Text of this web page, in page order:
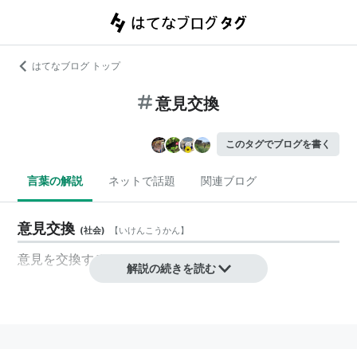
はてなブログ トップ
意見交換
このタグでブログを書く
言葉の解説 ネットで話題 関連ブログ
意見交換 (社会) 【いけんこうかん】
意見を交換すること
解説の続きを読む